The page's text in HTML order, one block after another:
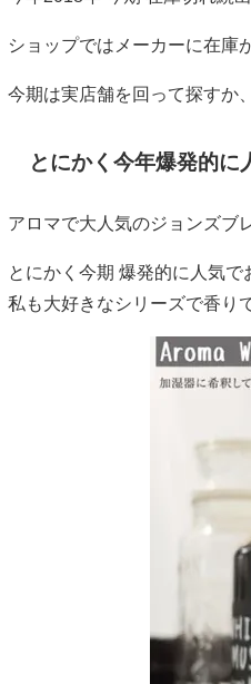
ショップではメーカーに在庫
今期は実店舗を回って探すか
とにかく今年爆発的
アロマで大人気のジョンズブ
とにかく今期 爆発的に人気で
私も大好きなシリーズで香り